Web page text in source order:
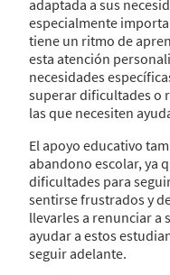
adaptada a sus
especialmente
tiene un ritmo de
esta atención
necesidades
superar dificultades o
las que necesiten
El apoyo educativo
abandono escolar, ya
dificultades para
sentirse frustrados y
llevarles a renunciar a
ayudar a estos
seguir adelante.